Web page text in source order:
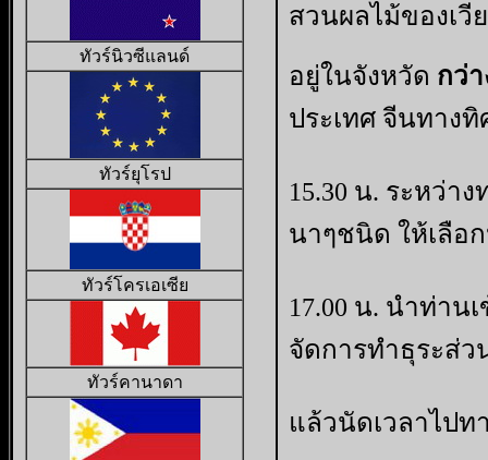
ทัวร์นิวซีแลนด์
ทัวร์ยุโรป
ทัวร์โครเอเซีย
ทัวร์คานาดา
สวนผลไม้ของเวี
อยู่ในจังหวัด กว่
ประเทศ จีนทาง
15.30 น. ระหว่าง
นาๆชนิด ให้เลือ
17.00 น. นำท่าน
จัดการทำธุระส่ว
แล้วนัดเวลาไปท